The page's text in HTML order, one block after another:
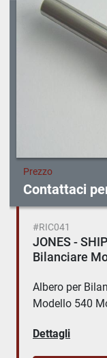
Prezzo
Contattaci
#RIC041
JONES -
Bilanciare
Albero per
Modello 540
Dettagli